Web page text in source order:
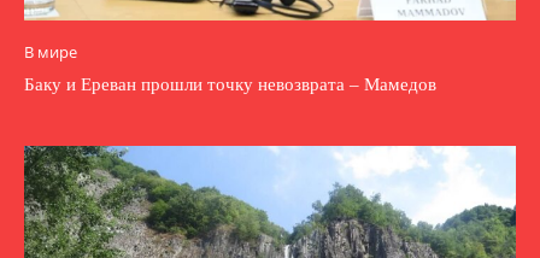
В мире
Баку и Ереван прошли точку невозврата – Мамедов